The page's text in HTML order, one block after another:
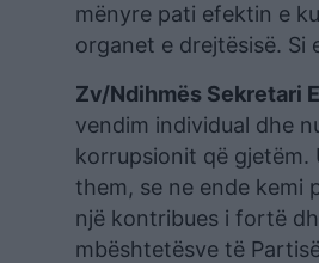
mënyre pati efektin e
organet e drejtësisë. Si
Zv/Ndihmës Sekretari
vendim individual dhe
korrupsionit që gjetëm.
them, se ne ende kemi
një kontribues i fortë
mbështetësve të